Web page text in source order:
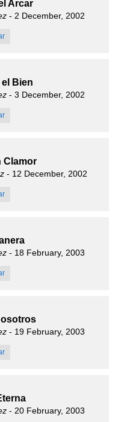
Arcar
- 2 December, 2002
Bien
- 3 December, 2002
Clamor
- 12 December, 2002
- 18 February, 2003
- 19 February, 2003
- 20 February, 2003